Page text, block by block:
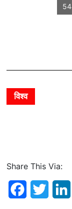
विश्व
Share This Via: